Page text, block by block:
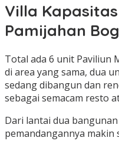
Villa
Pamijahan
Total ada 6 unit Paviliun
di area yang sama, dua
sedang dibangun dan
sebagai semacam resto
Dari lantai dua
pemandangannya makin